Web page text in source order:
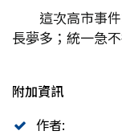
這次高市事
長夢多；統一急
附加資訊
作者: